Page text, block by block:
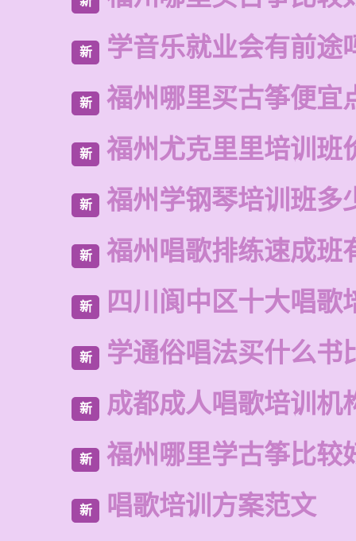
新 学音乐就业会有前途
新 福州哪里买古筝便宜
新 福州尤克里里培训班
新 福州学钢琴培训班多
新 福州唱歌排练速成班
新 四川阆中区十大唱歌
新 学通俗唱法买什么书
新 成都成人唱歌培训机
新 福州哪里学古筝比较
新 唱歌培训方案范文